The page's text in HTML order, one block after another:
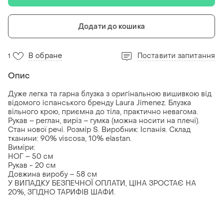
Додати до кошика
1 В обране Поставити запитання
Опис
Дуже легка та гарна блузка з оригінальною вишивкою від
відомого іспанського бренду Laura Jimenez. Блузка
вільного крою, приємна до тіла, практично невагома.
Рукав – реглан, виріз – гумка (можна носити на плечі).
Стан нової речі. Розмір S. Виробник: Іспанія. Склад
тканини: 90% viscosa, 10% elastan.
Виміри:
НОГ – 50 см
Рукав - 20 см
Довжина виробу – 58 см
У ВИПАДКУ БЕЗПЕЧНОЇ ОПЛАТИ, ЦІНА ЗРОСТАЄ НА
20%, ЗГІДНО ТАРИФІВ ШАФИ.